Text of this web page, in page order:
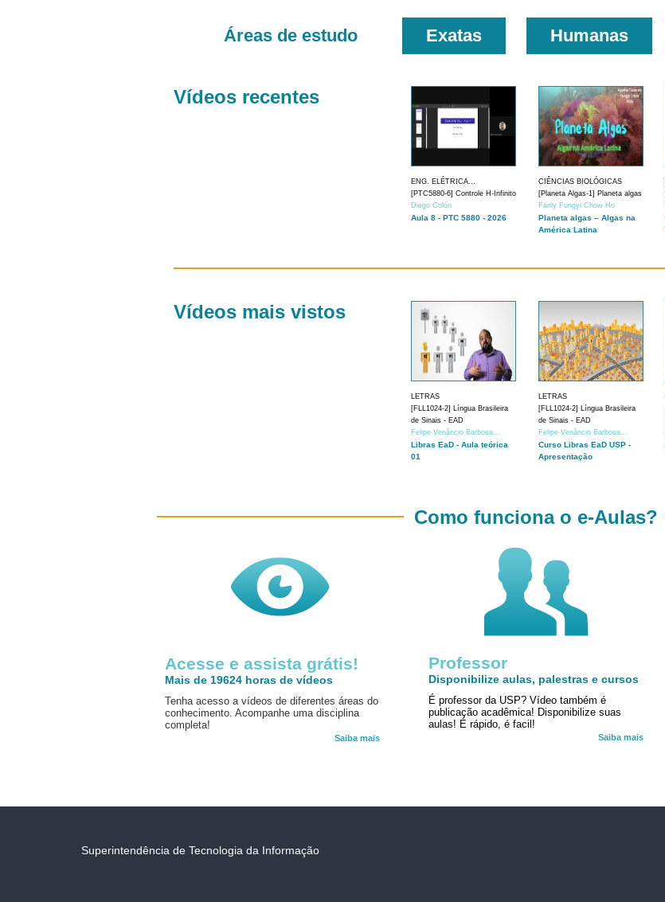
Áreas de estudo Exatas Humanas
Vídeos recentes
ENG. ELÉTRICA...
[PTC5880-6] Controle H-Infinito
Diego Colón
Aula 8 - PTC 5880 - 2026
CIÊNCIAS BIOLÓGICAS
[Planeta Algas-1] Planeta algas
Fanly Fungyi Chow Ho
Planeta algas – Algas na
América Latina
Vídeos mais vistos
LETRAS
[FLL1024-2] Língua Brasileira
de Sinais - EAD
Felipe Venâncio Barbosa...
Libras EaD - Aula teórica
01
LETRAS
[FLL1024-2] Língua Brasileira
de Sinais - EAD
Felipe Venâncio Barbosa...
Curso Libras EaD USP -
Apresentação
Acesse e assista grátis!
Mais de 19624 horas de vídeos
Tenha acesso a vídeos de diferentes áreas do
conhecimento. Acompanhe uma disciplina
completa!
Saiba mais
Como funciona o e-Aulas?
Professor
Disponibilize aulas, palestras e cursos
É professor da USP? Vídeo também é
publicação acadêmica! Disponibilize suas
aulas! É rápido, é facil!
Saiba mais
Superintendência de Tecnologia da Informação